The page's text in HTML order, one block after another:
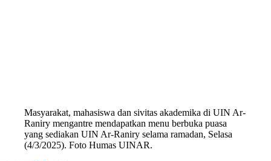
Masyarakat, mahasiswa dan sivitas akademika di UIN Ar-
Raniry mengantre mendapatkan menu berbuka puasa
yang sediakan UIN Ar-Raniry selama ramadan, Selasa
(4/3/2025). Foto Humas UINAR.